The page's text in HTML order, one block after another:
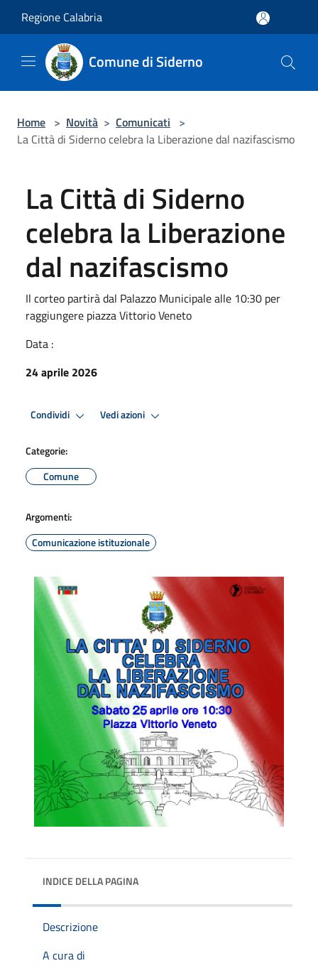
Regione Calabria
Comune di Siderno
Home > Novità > Comunicati >
La Città di Siderno celebra la Liberazione dal nazifascismo
La Città di Siderno
celebra la Liberazione
dal nazifascismo
Il corteo partirà dal Palazzo Municipale alle 10:30 per
raggiungere piazza Vittorio Veneto
Data :
24 aprile 2026
Condividi Vedi azioni
Categorie:
Comune
Argomenti:
Comunicazione istituzionale
INDICE DELLA PAGINA
Descrizione
A cura di